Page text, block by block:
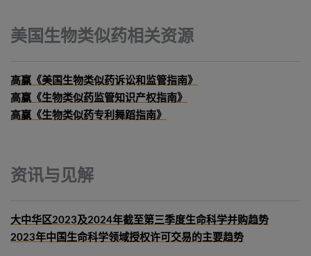
美国生物类似药相关资源
高赢《美国生物类似药诉讼和监管指南》
高赢《生物类似药监管知识产权指南》
高赢《生物类似药专利舞蹈指南》
资讯与见解
大中华区2023及2024年截至第三季度生命科学并购趋势
2023年中国生命科学领域授权许可交易的主要趋势